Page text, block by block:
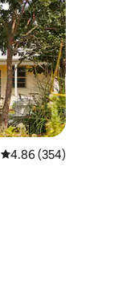
평점 4.86점(5점 만점),
4.86 (354)